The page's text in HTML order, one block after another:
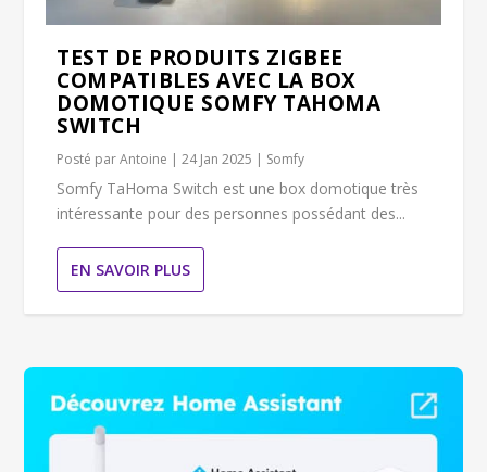
TEST DE PRODUITS ZIGBEE
COMPATIBLES AVEC LA BOX
DOMOTIQUE SOMFY TAHOMA
SWITCH
Posté parAntoine |24 Jan 2025 | Somfy
Somfy TaHoma Switch est une box domotique très
intéressante pour des personnes possédant des...
EN SAVOIR PLUS